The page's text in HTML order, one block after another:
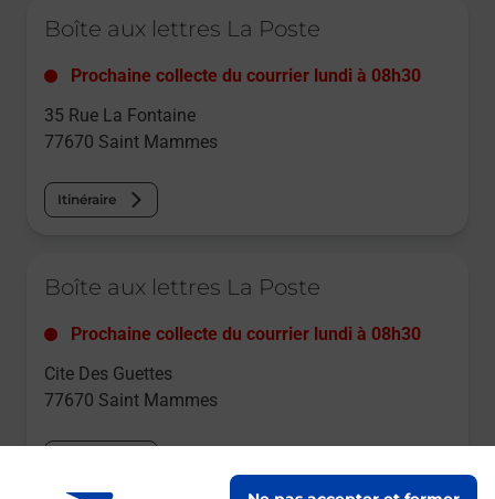
Boîte aux lettres La Poste
Prochaine collecte du courrier lundi à 08h30
35 Rue La Fontaine
77670 Saint Mammes
Itinéraire
Boîte aux lettres La Poste
Prochaine collecte du courrier lundi à 08h30
Cite Des Guettes
77670 Saint Mammes